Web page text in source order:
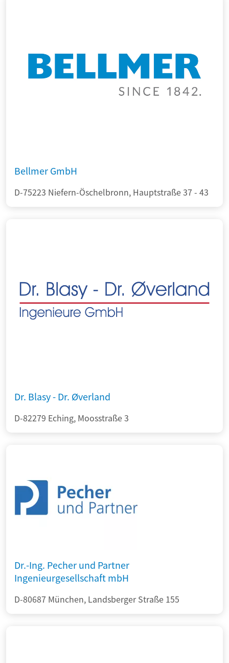
Bellmer GmbH
D-75223 Niefern-Öschelbronn, Hauptstraße 37 - 43
Dr. Blasy - Dr. Øverland
D-82279 Eching, Moosstraße 3
Dr.-Ing. Pecher und Partner
Ingenieurgesellschaft mbH
D-80687 München, Landsberger Straße 155